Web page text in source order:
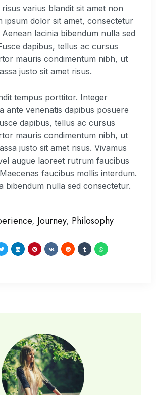
risus varius blandit sit amet non
ipsum dolor sit amet, consectetur
Aenean lacinia bibendum nulla sed
dapibus, tellus ac cursus
mauris condimentum nibh, ut
justo sit amet risus.
tempus porttitor. Integer
ante venenatis dapibus posuere
dapibus, tellus ac cursus
mauris condimentum nibh, ut
justo sit amet risus. Vivamus
augue laoreet rutrum faucibus
faucibus mollis interdum.
bibendum nulla sed consectetur.
, Journey, Philosophy